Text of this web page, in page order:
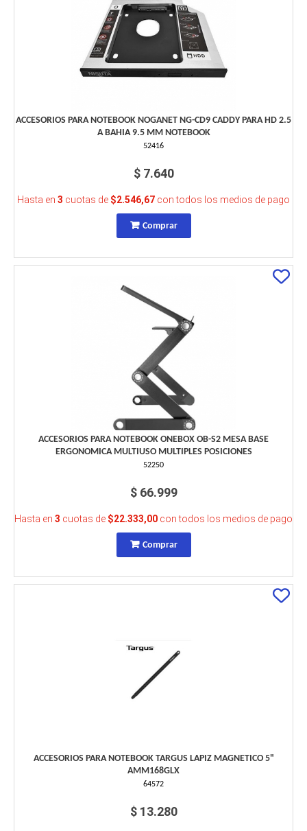
ACCESORIOS PARA NOTEBOOK NOGANET NG-CD9 CADDY PARA HD 2.5
A BAHIA 9.5 MM NOTEBOOK
52416
$ 7.640
Hasta en 3 cuotas de $2.546,67 con todos los medios de pago
Comprar
ACCESORIOS PARA NOTEBOOK ONEBOX OB-S2 MESA BASE
ERGONOMICA MULTIUSO MULTIPLES POSICIONES
52250
$ 66.999
Hasta en 3 cuotas de $22.333,00 con todos los medios de pago
Comprar
ACCESORIOS PARA NOTEBOOK TARGUS LAPIZ MAGNETICO 5"
AMM168GLX
64572
$ 13.280